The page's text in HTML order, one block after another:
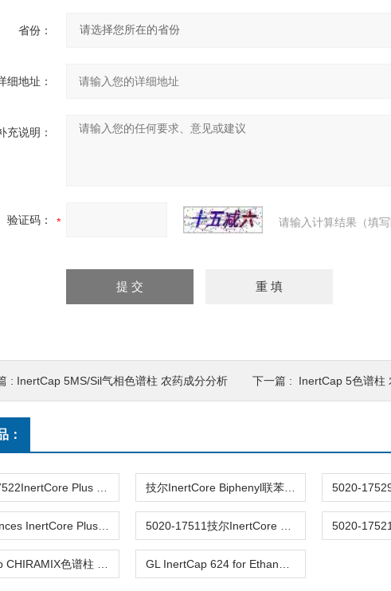
省份：
细地址：
充说明：
验证码： 请输入计算结果（填
: InertCap 5MS/Sil气相色谱柱 农药成分分析 下一篇 : InertCap 5色谱柱
：